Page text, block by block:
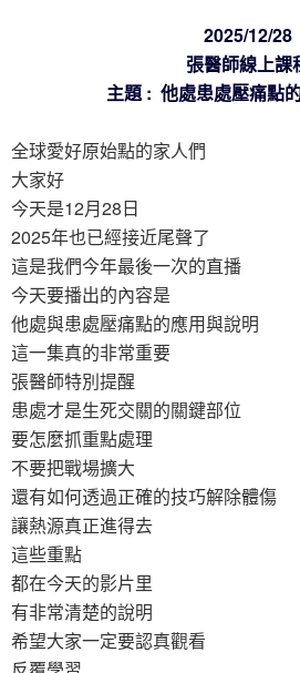
2025/12/28
張醫師線上課
主題 : 他處患處壓痛點
全球愛好原始點的家人們
大家好
今天是12月28日
2025年也已經接近尾聲了
這是我們今年最後一次的直播
今天要播出的內容是
他處與患處壓痛點的應用與說明
這一集真的非常重要
張醫師特別提醒
患處才是生死交關的關鍵部位
要怎麼抓重點處理
不要把戰場擴大
還有如何透過正確的技巧解除體傷
讓熱源真正進得去
這些重點
都在今天的影片里
有非常清楚的說明
希望大家一定要認真觀看